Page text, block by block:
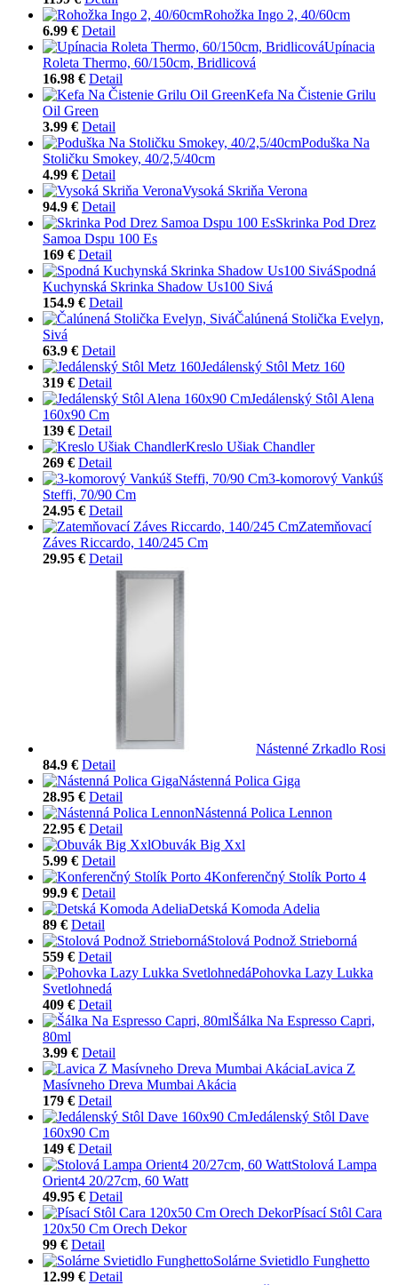
Rohožka Ingo 2, 40/60cm
6.99 € Detail
Upínacia
Roleta Thermo, 60/150cm, Bridlicová
16.98 € Detail
Kefa Na Čistenie Grilu
Oil Green
3.99 € Detail
Poduška Na
Stoličku Smokey, 40/2,5/40cm
4.99 € Detail
Vysoká Skriňa Verona
94.9 € Detail
Skrinka Pod Drez
Samoa Dspu 100 Es
169 € Detail
Spodná
Kuchynská Skrinka Shadow Us100 Sivá
154.9 € Detail
Čalúnená Stolička Evelyn,
Sivá
63.9 € Detail
Jedálenský Stôl Metz 160
319 € Detail
Jedálenský Stôl Alena
160x90 Cm
139 € Detail
Kreslo Ušiak Chandler
269 € Detail
3-komorový Vankúš
Steffi, 70/90 Cm
24.95 € Detail
Zatemňovací
Záves Riccardo, 140/245 Cm
29.95 € Detail
Nástenné Zrkadlo Rosi
84.9 € Detail
Nástenná Polica Giga
28.95 € Detail
Nástenná Polica Lennon
22.95 € Detail
Obuvák Big Xxl
5.99 € Detail
Konferenčný Stolík Porto 4
99.9 € Detail
Detská Komoda Adelia
89 € Detail
Stolová Podnož Strieborná
559 € Detail
Pohovka Lazy Lukka
Svetlohnedá
409 € Detail
Šálka Na Espresso Capri,
80ml
3.99 € Detail
Lavica Z
Masívneho Dreva Mumbai Akácia
179 € Detail
Jedálenský Stôl Dave
160x90 Cm
149 € Detail
Stolová Lampa
Orient4 20/27cm, 60 Watt
49.95 € Detail
Písací Stôl Cara
120x50 Cm Orech Dekor
99 € Detail
Solárne Svietidlo Funghetto
12.99 € Detail